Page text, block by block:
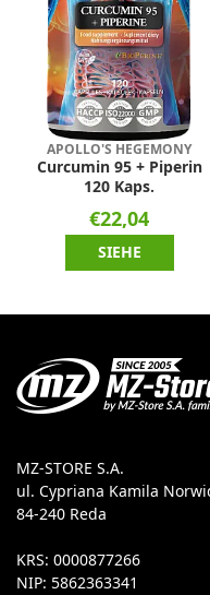
APOLLO'S HEGEMONY
Curcumin 95 + Piperin
120 Kaps.
€22,04
SIEHE
MZ-STORE S.A.
ul. Cypriana Kamila
84-240 Reda
KRS: 0000877266
NIP: 5862363341